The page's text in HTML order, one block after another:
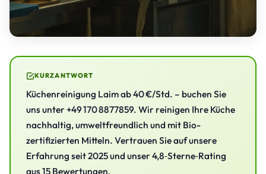
KURZANTWORT
Küchenreinigung Laim ab 40 €/Std. – buchen Sie
uns unter +49 170 8877859. Wir reinigen Ihre Küche
nachhaltig, umweltfreundlich und mit Bio-
zertifizierten Mitteln. Vertrauen Sie auf unsere
Erfahrung seit 2025 und unser 4,8‑Sterne‑Rating
aus 15 Bewertungen.